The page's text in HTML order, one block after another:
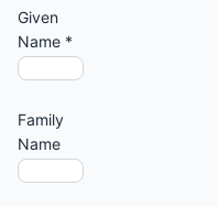
Given
Name *
Family
Name